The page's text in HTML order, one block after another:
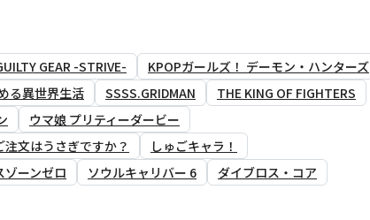
GEAR -STRIVE-
KPOPガールズ！ デーモン・ハンターズ
る異世界生活 SSSS.GRIDMAN
THE KING OF FIGHTERS
ウマ娘 プリティーダービー
注文はうさぎですか？
しゅごキャラ！
ゾーンゼロ ソウルキャリバー 6
ダイブロス・コア